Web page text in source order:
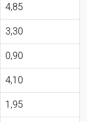
4,85
3,30
0,90
4,10
1,95